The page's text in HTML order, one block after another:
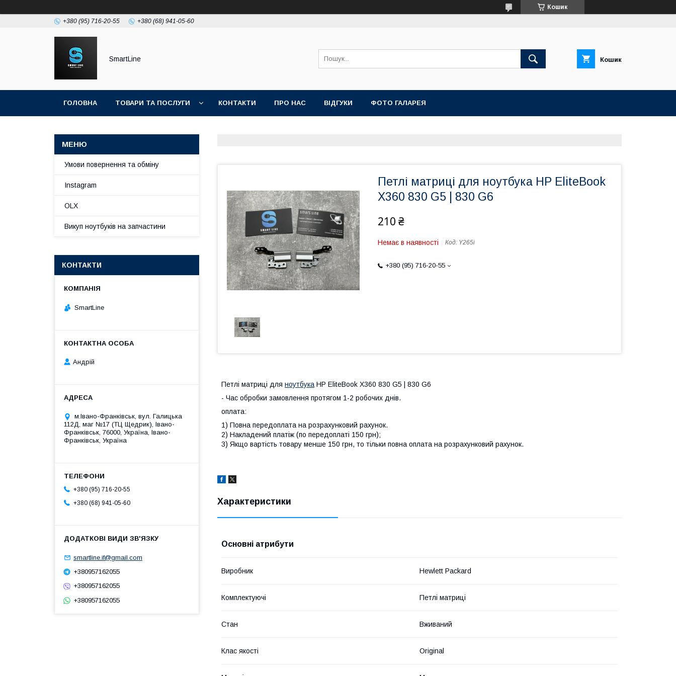
Кошик
+380 (95) 716-20-55 +380 (68) 941-05-60
SmartLine Кошик
ГОЛОВНА ТОВАРИ ТА ПОСЛУГИ КОНТАКТИ ПРО НАС ВІДГУКИ ФОТО ГАЛАРЕЯ
Петлі матриці для ноутбука HP EliteBook
X360 830 G5 | 830 G6
210 ₴
Немає в наявності Код: Y265i
+380 (95) 716-20-55
Петлі матриці для ноутбука HP EliteBook X360 830 G5 | 830 G6
- Час обробки замовлення протягом 1-2 робочих днів.
оплата:
1) Повна передоплата на розрахунковий рахунок.
2) Накладений платіж (по передоплаті 150 грн);
3) Якщо вартість товару менше 150 грн, то тільки повна оплата на розрахунковий рахунок.
Характеристики
Основні атрибути
Виробник Hewlett Packard
Комплектуючі Петлі матриці
Стан Вживаний
Клас якості Original
Умови повернення та обміну
Instagram
OLX
Викуп ноутбуків на запчастини
КОНТАКТИ
SmartLine
Андрій
м.Івано-Франківськ, вул. Галицька
112Д, маг №17 (ТЦ Щедрик), Івано-
Франківськ, 76000, Україна, Івано-
Франківськ, Україна
+380 (95) 716-20-55
+380 (68) 941-05-60
smartline.if@gmail.com
+380957162055
+380957162055
+380957162055